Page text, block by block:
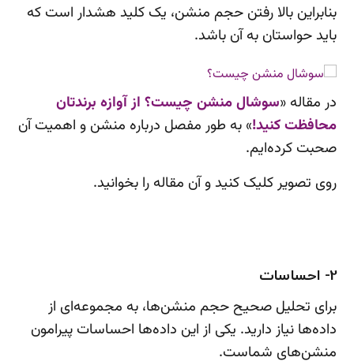
بنابراین بالا رفتن حجم منشن، یک کلید هشدار است که
باید حواستان به آن باشد.
در مقاله «سوشال منشن چیست؟ از آوازه برندتان
محافظت کنید!» به طور مفصل درباره منشن و اهمیت آن
صحبت کرده‌ایم.
روی تصویر کلیک کنید و آن مقاله را بخوانید.
2- احساسات
برای تحلیل صحیح حجم منشن‌ها، به مجموعه‌ای از
داده‌ها نیاز دارید. یکی از این داده‌ها احساسات پیرامون
منشن‌های شماست.